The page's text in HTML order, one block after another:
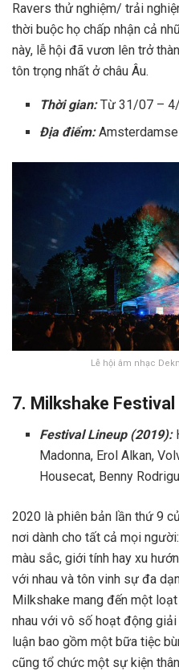
Ravers thử nghiệm/ trải
thời buộc họ chấp nhận cả
này, lễ hội đã vươn lên trở
tôn trọng nhất ở châu Âu.
Thời gian:Từ 31/07 –
Địa điểm:
Lễ hội âm nhạc
7. Milkshake Festival
Festival Lineup (2019):
Madonna, Erol Alkan,
Housecat, Benny
2020 là phiên bản lần thứ 9
nơi dành cho tất cả mọi
màu sắc, giới tính hay xu
với nhau và tôn vinh sự đa
Milkshake mang đến một
nhau với vô số hoạt động
luận bao gồm một bữa tiệc
cũng tổ chức một sự kiện